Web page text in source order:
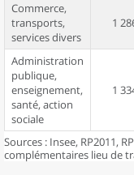
Commerce,
transports,
services divers
1
Administration
publique,
enseignement,
santé, action
sociale
1
Sources : Insee, RP2011,
complémentaires lieu de